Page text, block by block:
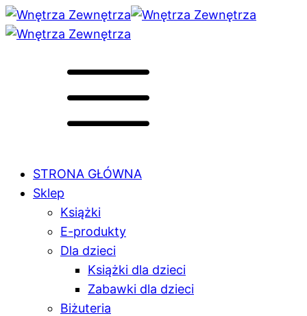
STRONA GŁÓWNA
Sklep
Książki
E-produkty
Dla dzieci
Książki dla dzieci
Zabawki dla dzieci
Biżuteria